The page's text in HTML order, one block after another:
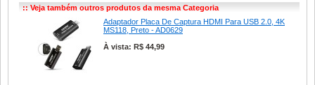
:: Veja também outros produtos da mesma Categoria
Adaptador Placa De Captura HDMI Para USB 2.0, 4K
MS118, Preto - AD0629
À vista: R$ 44,99